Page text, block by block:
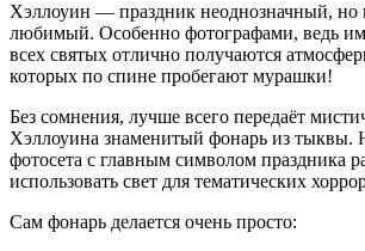
Хэллоуин — праздник неоднозначный, но
любимый. Особенно фотографами, ведь
всех святых отлично получаются
которых по спине пробегают мурашки!
Без сомнения, лучше всего передаёт
Хэллоуина знаменитый фонарь из тыквы.
фотосета с главным символом праздника
использовать свет для тематических
Сам фонарь делается очень просто: